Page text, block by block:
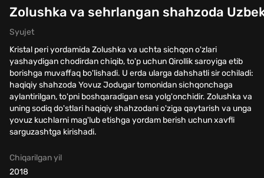
Zolushka va sehrlangan shahzoda
Syujet
Kristal peri yordamida Zolushka va uchta sichqon o'zlari
yashaydigan chodirdan chiqib, to'p uchun Qirollik saroyiga etib
borishga muvaffaq bo'lishadi. U erda ularga dahshatli sir ochiladi:
haqiqiy shahzoda Yovuz Jodugar tomonidan sichqonchaga
aylantirilgan, to'pni boshqaradigan esa yolg'onchidir. Zolushka va
uning sodiq do'stlari haqiqiy shahzodani o'ziga qaytarish va unga
yovuz kuchlarni mag'lub etishga yordam berish uchun xavfli
sarguzashtga kirishadi.
Chiqarilgan yil
2018